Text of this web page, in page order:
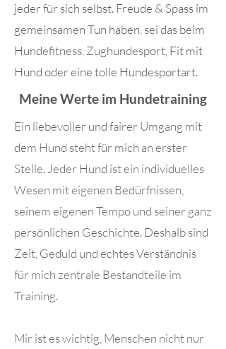
jeder für sich selbst. Freude & Spass im
gemeinsamen Tun haben, sei das beim
Hundefitness, Zughundesport, Fit mit
Hund oder eine tolle Hundesportart.
Meine Werte im Hundetraining
Ein liebevoller und fairer Umgang mit
dem Hund steht für mich an erster
Stelle. Jeder Hund ist ein individuelles
Wesen mit eigenen Bedürfnissen,
seinem eigenen Tempo und seiner ganz
persönlichen Geschichte. Deshalb sind
Zeit, Geduld und echtes Verständnis
für mich zentrale Bestandteile im
Training.
Mir ist es wichtig, Menschen nicht nur